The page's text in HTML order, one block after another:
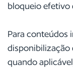
bloqueio efetivo
Para conteúdos
disponibilização
quando